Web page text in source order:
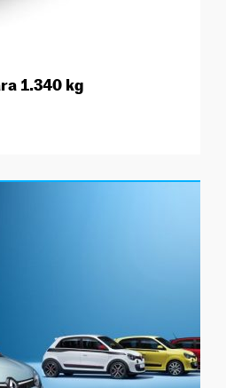
1.340 kg